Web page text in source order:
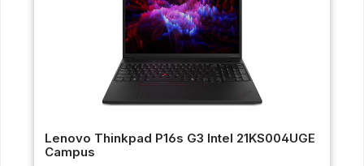
Lenovo Thinkpad P16s G3 Intel 21KS004UGE
Campus